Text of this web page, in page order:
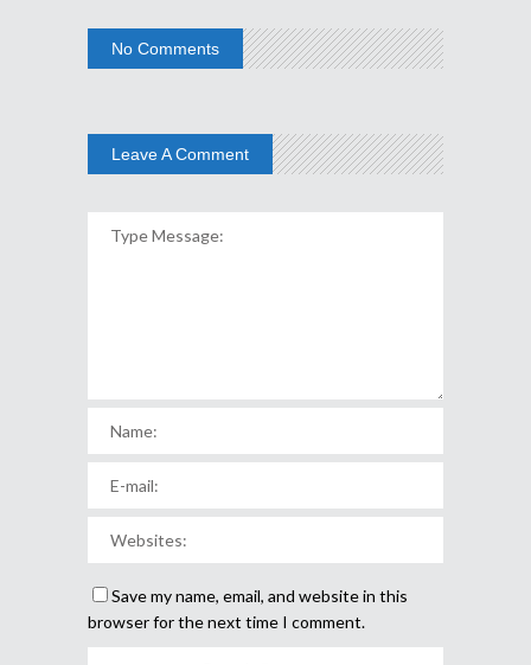
No Comments
Leave A Comment
Save my name, email, and website in this
browser for the next time I comment.